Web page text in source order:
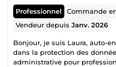
Professionnel Commande
Vendeur depuisJanv. 2026
Bonjour, je suis Laura, auto-
dans la protection des
administrative pour